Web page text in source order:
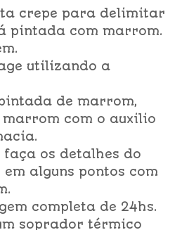
crepe para delimitar
pintada com marrom.
utilizando a
de marrom,
com o auxilio
os detalhes do
alguns pontos com
completa de 24hs.
soprador térmico